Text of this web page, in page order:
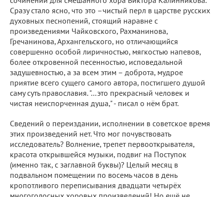
Сразу стало ясно, что это –чистый перл в царстве русских
духовных песнопений, стоящий наравне с
произведениями Чайковского, Рахманинова,
Гречанинова, Архангельского, но отличающийся
совершенно особой лиричностью, мягкостью напевов,
более откровенной песенностью, исповедальной
задушевностью, а за всем этим – доброта, мудрое
приятие всего сущего самого автора, постигшего душой
саму суть православия. "…это прекрасный человек и
чистая неиспорченная душа," - писал о нём брат.
Сведений о переиздании, исполнении в советское время
этих произведений нет. Что мог почувствовать
исследователь? Волнение, трепет первооткрывателя,
красота открывшейся музыки, подвиг на Поступок
(именно так, с заглавной буквы)? Целый месяц в
подвальном помещении по восемь часов в день
кропотливого переписывания двадцати четырёх